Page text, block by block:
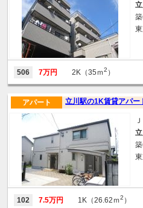
506 7万円 2K（35ｍ2 ）
立川駅の1K賃貸アパー
アパート
102 7.5万円 1K（26.62ｍ2 ）